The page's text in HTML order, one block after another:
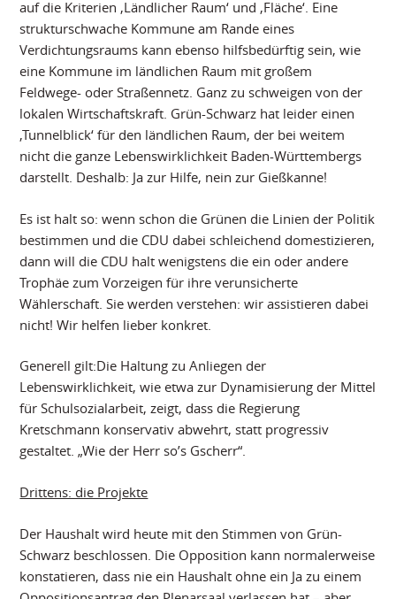
auf die Kriterien ‚Ländlicher Raum‘ und ‚Fläche‘. Eine
strukturschwache Kommune am Rande eines
Verdichtungsraums kann ebenso hilfsbedürftig sein, wie
eine Kommune im ländlichen Raum mit großem
Feldwege- oder Straßennetz. Ganz zu schweigen von der
lokalen Wirtschaftskraft. Grün-Schwarz hat leider einen
‚Tunnelblick‘ für den ländlichen Raum, der bei weitem
nicht die ganze Lebenswirklichkeit Baden-Württembergs
darstellt. Deshalb: Ja zur Hilfe, nein zur Gießkanne!
Es ist halt so: wenn schon die Grünen die Linien der Politik
bestimmen und die CDU dabei schleichend domestizieren,
dann will die CDU halt wenigstens die ein oder andere
Trophäe zum Vorzeigen für ihre verunsicherte
Wählerschaft. Sie werden verstehen: wir assistieren dabei
nicht! Wir helfen lieber konkret.
Generell gilt:Die Haltung zu Anliegen der
Lebenswirklichkeit, wie etwa zur Dynamisierung der Mittel
für Schulsozialarbeit, zeigt, dass die Regierung
Kretschmann konservativ abwehrt, statt progressiv
gestaltet. „Wie der Herr so’s Gscherr“.
Drittens: die Projekte
Der Haushalt wird heute mit den Stimmen von Grün-
Schwarz beschlossen. Die Opposition kann normalerweise
konstatieren, dass nie ein Haushalt ohne ein Ja zu einem